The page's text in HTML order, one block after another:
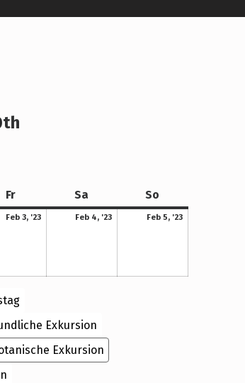
Fr Sa So
Feb 3, '23
3. Februar 2023
Feb 4, '23
4. Februar 2023
Feb 5, '23
5. Februar 2023
Exkursion
Exkursion